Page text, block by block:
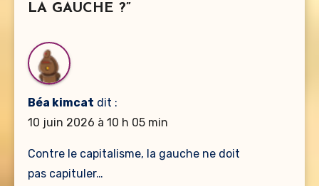
LA GAUCHE ?”
Béa kimcat dit :
10 juin 2026 à 10 h 05 min
Contre le capitalisme, la gauche ne doit
pas capituler…